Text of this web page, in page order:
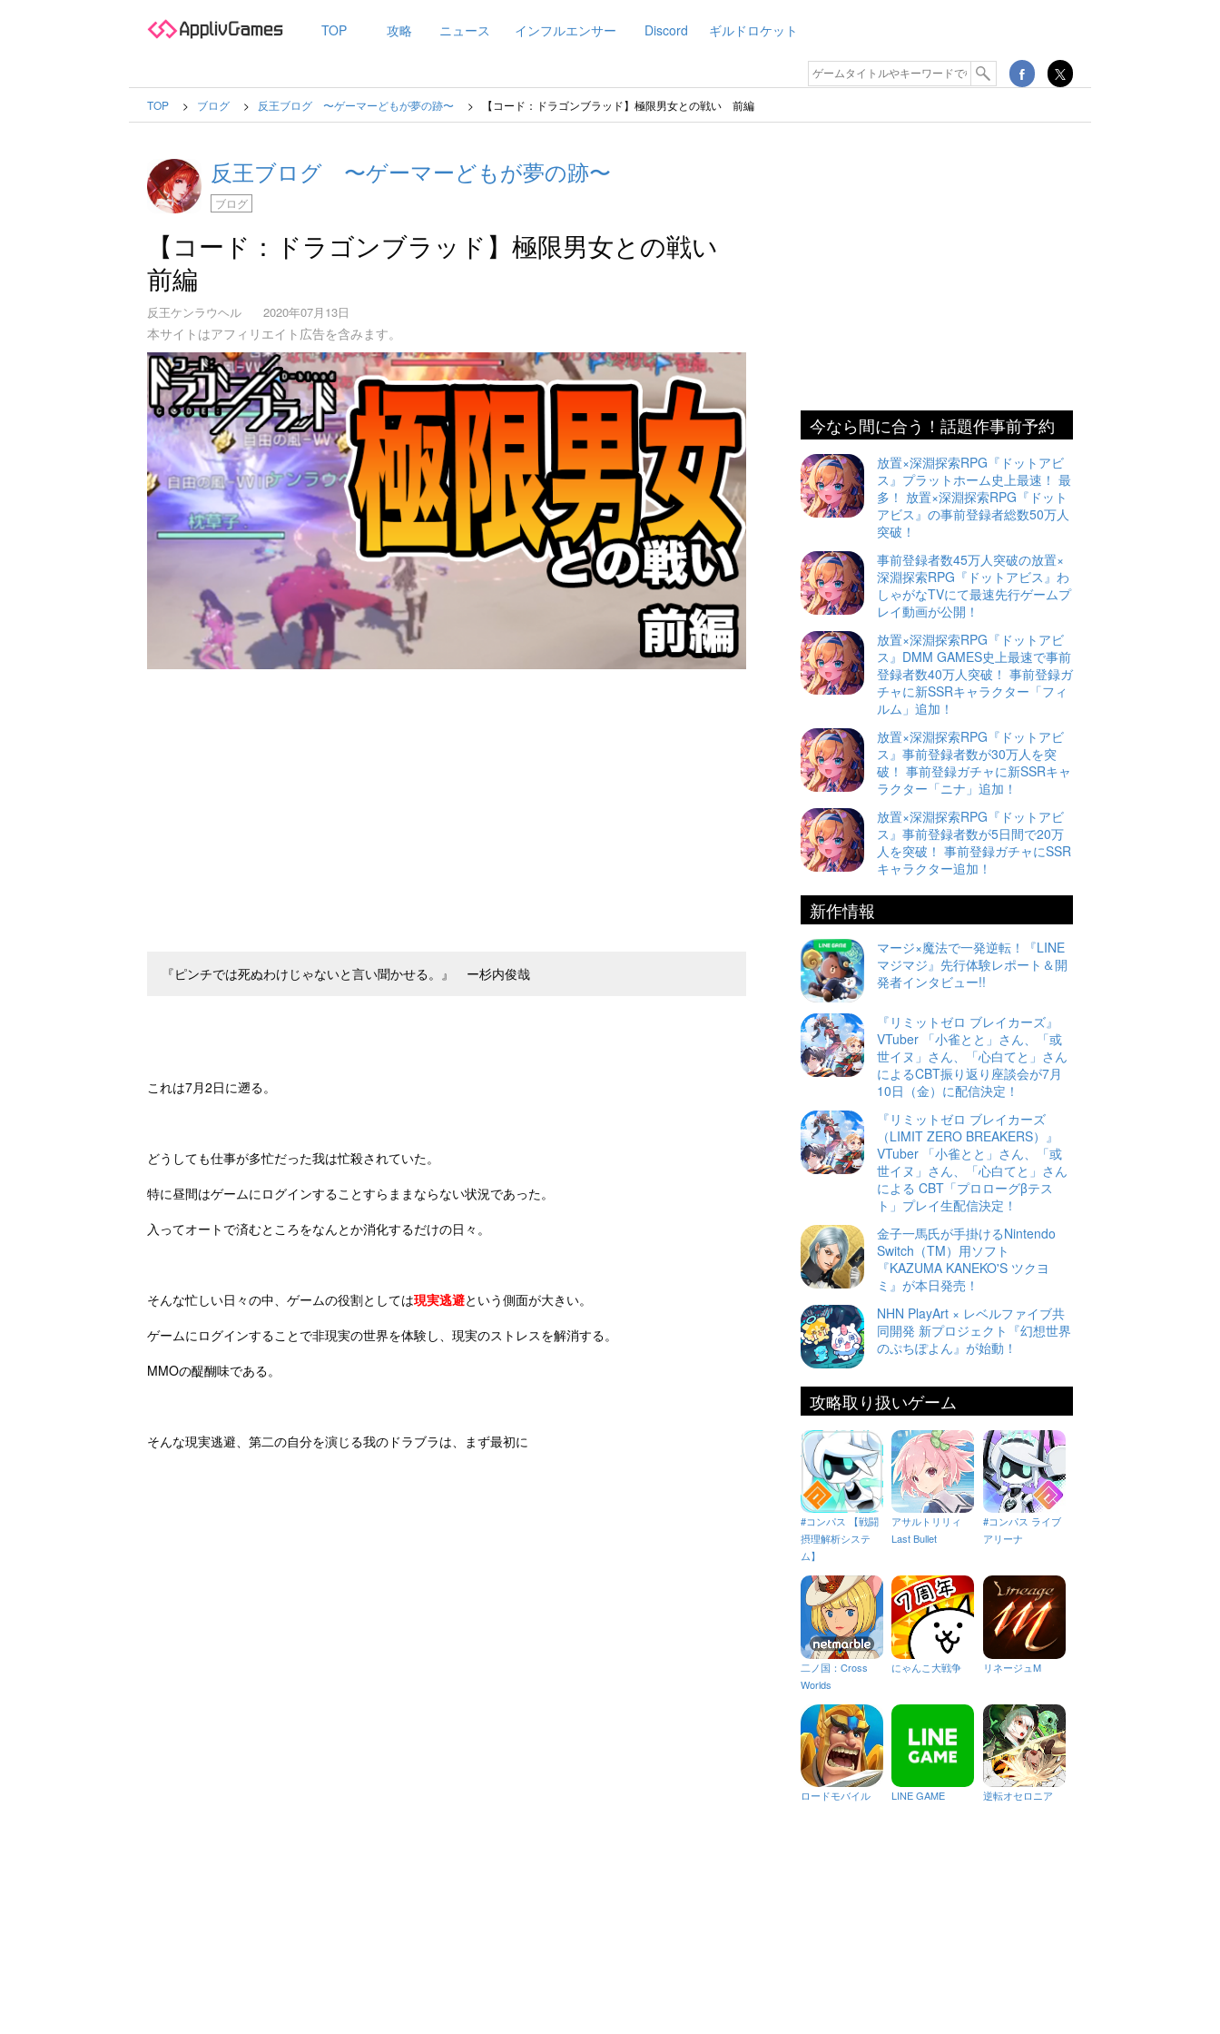
TOP 攻略 ニュース インフルエンサー Discord ギルドロケット
TOP ブログ 反王ブログ 〜ゲーマーどもが夢の跡〜 【コード：ドラゴンブラッド】極限男女との戦い 前編
反王ブログ 〜ゲーマーどもが夢の跡〜
ブログ
【コード：ドラゴンブラッド】極限男女との戦い
前編
反王ケンラウヘル 2020年07月13日
本サイトはアフィリエイト広告を含みます。
『ピンチでは死ぬわけじゃないと言い聞かせる。』 ー杉内俊哉
これは7月2日に遡る。
どうしても仕事が多忙だった我は忙殺されていた。
特に昼間はゲームにログインすることすらままならない状況であった。
入ってオートで済むところをなんとか消化するだけの日々。
そんな忙しい日々の中、ゲームの役割としては現実逃避という側面が大きい。
ゲームにログインすることで非現実の世界を体験し、現実のストレスを解消する。
MMOの醍醐味である。
そんな現実逃避、第二の自分を演じる我のドラブラは、まず最初に
今なら間に合う！話題作事前予約
放置×深淵探索RPG『ドットアビ
ス』プラットホーム史上最速！ 最
多！ 放置×深淵探索RPG『ドット
アビス』の事前登録者総数50万人
突破！
事前登録者数45万人突破の放置×
深淵探索RPG『ドットアビス』わ
しゃがなTVにて最速先行ゲームプ
レイ動画が公開！
放置×深淵探索RPG『ドットアビ
ス』DMM GAMES史上最速で事前
登録者数40万人突破！ 事前登録ガ
チャに新SSRキャラクター「フィ
ルム」追加！
放置×深淵探索RPG『ドットアビ
ス』事前登録者数が30万人を突
破！ 事前登録ガチャに新SSRキャ
ラクター「ニナ」追加！
放置×深淵探索RPG『ドットアビ
ス』事前登録者数が5日間で20万
人を突破！ 事前登録ガチャにSSR
キャラクター追加！
新作情報
マージ×魔法で一発逆転！『LINE
マジマジ』先行体験レポート＆開
発者インタビュー!!
『リミットゼロ ブレイカーズ』
VTuber 「小雀とと」さん、「或
世イヌ」さん、「心白てと」さん
によるCBT振り返り座談会が7月
10日（金）に配信決定！
『リミットゼロ ブレイカーズ
（LIMIT ZERO BREAKERS）』
VTuber 「小雀とと」さん、「或
世イヌ」さん、「心白てと」さん
による CBT「プロローグβテス
ト」プレイ生配信決定！
金子一馬氏が手掛けるNintendo
Switch（TM）用ソフト
『KAZUMA KANEKO'S ツクヨ
ミ』が本日発売！
NHN PlayArt × レベルファイブ共
同開発 新プロジェクト『幻想世界
のぷちぽよん』が始動！
攻略取り扱いゲーム
#コンパス 【戦闘
摂理解析システ
ム】
アサルトリリィ
Last Bullet
#コンパス ライブ
アリーナ
二ノ国：Cross
Worlds
にゃんこ大戦争 リネージュM
ロードモバイル LINE GAME 逆転オセロニア